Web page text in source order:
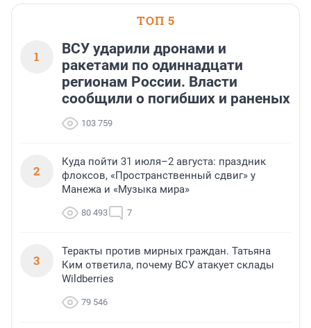
ТОП 5
1
ВСУ ударили дронами и
ракетами по одиннадцати
регионам России. Власти
сообщили о погибших и раненых
103 759
2
Куда пойти 31 июля–2 августа: праздник
флоксов, «Пространственный сдвиг» у
Манежа и «Музыка мира»
80 493 7
3
Теракты против мирных граждан. Татьяна
Ким ответила, почему ВСУ атакует склады
Wildberries
79 546